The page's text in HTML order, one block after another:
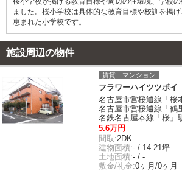
ました。桜小学校は具体的な教育目標や校訓を掲
恵まれた小学校です。
施設周辺の物件
賃貸｜マンション
フラワーハイツツボイ
名古屋市営桜通線「桜
名古屋市営桜通線「鶴
名鉄名古屋本線「桜」
5.6万円
間取:2DK
建物面積:- / 14.21坪
土地面積:- / -
敷金/礼金:0ヶ月/0ヶ月